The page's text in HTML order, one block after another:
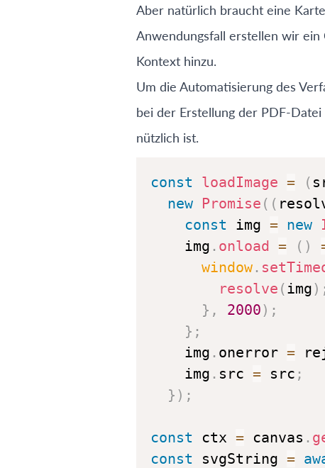
Aber natürlich braucht eine
Anwendungsfall erstellen wir ein
Kontext hinzu.
Um die Automatisierung des
bei der Erstellung der PDF-
nützlich ist.
const loadImage = (
new Promise ( (
const img = new
    img
. onload = ( )
window .
resolve (img)
} , 2000) ;
} ;
    img
. onerror =
    img
. src = src ;
} ) ;
const ctx = canvas .
const svgString =